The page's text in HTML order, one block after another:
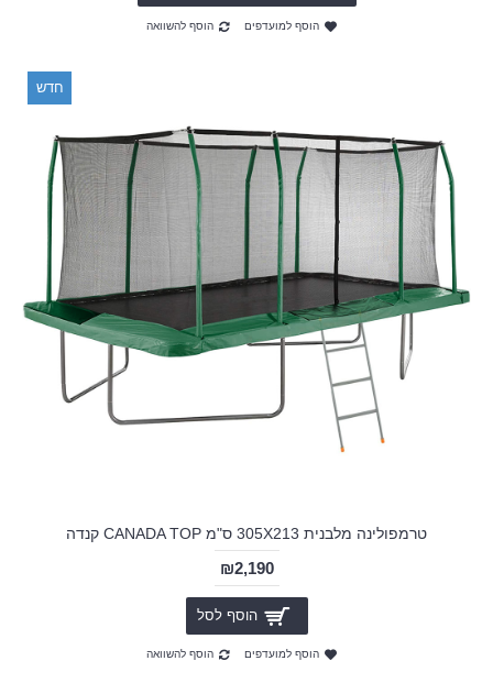
הוסף למועדפים הוסף להשוואה
חדש
טרמפולינה מלבנית 305X213 ס"מ CANADA TOP קנדה
₪2,190
הוסף לסל
הוסף למועדפים הוסף להשוואה